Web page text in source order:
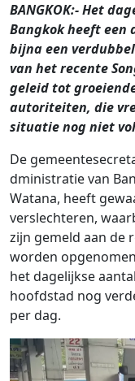
BANGKOK:- Het
Bangkok heeft een
bijna een
van het recente
geleid tot
autoriteiten, die
situatie nog niet
De
dministratie van
Watana, heeft
verslechteren,
zijn gemeld aan de
worden
het dagelijkse
hoofdstad nog
per dag.